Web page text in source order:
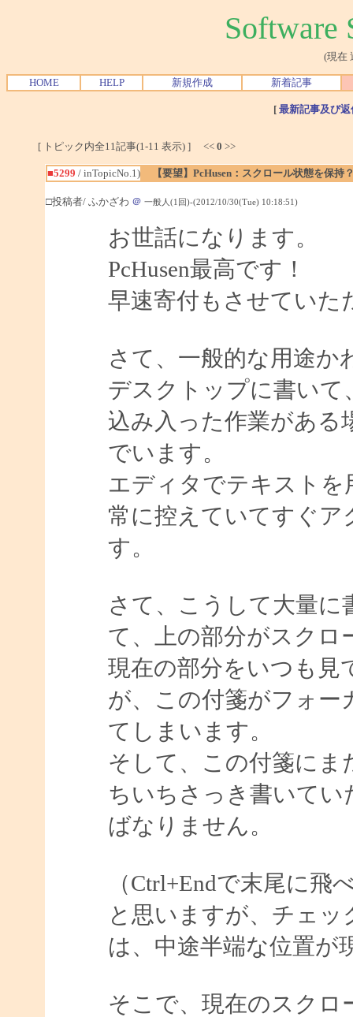
Software
(現在
HOME HELP 新規作成 新着記事
[ 最新記事及び
[ トピック内全11記事(1-11 表示) ] << 0 >>
■5299 / inTopicNo.1) 【要望】PcHusen：スクロール状態を保持
□投稿者/ ふかざわ ＠ 一般人(1回)-(2012/10/30(Tue) 10:18:51)
お世話になります。
PcHusen最高です！
早速寄付もさせていた
さて、一般的な用途か
デスクトップに書いて
込み入った作業がある
でいます。
エディタでテキストを
常に控えていてすぐ
す。
さて、こうして大量
て、上の部分がスクロ
現在の部分をいつも見
が、この付箋がフォー
てしまいます。
そして、この付箋にま
ちいちさっき書いて
ばなりません。
（Ctrl+Endで末尾に
と思いますが、チェ
は、中途半端な位置が
そこで、現在のスクロ